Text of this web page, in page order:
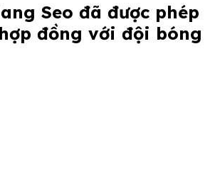
Seo đã được phép
đồng với đội bóng